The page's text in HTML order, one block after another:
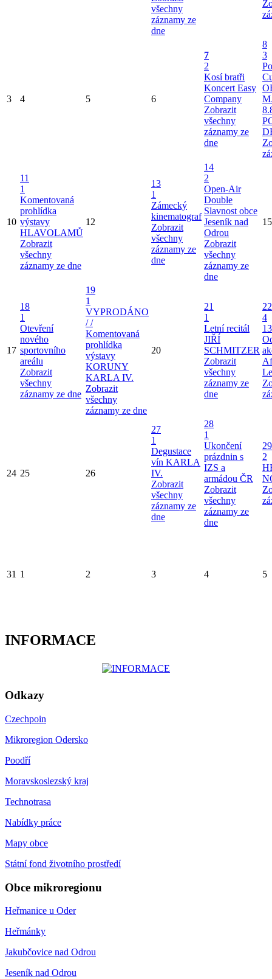
všechny
záznamy ze
dne
3 4 5 6
7
2
Kosí bratři
Koncert Easy
Company
Zobrazit
všechny
záznamy ze
dne
8
3
10
11
1
Komentovaná
prohlídka
výstavy
HLAVOLAMŮ
Zobrazit
všechny
záznamy ze dne
12
13
1
Zámecký
kinematograf
Zobrazit
všechny
záznamy ze
dne
14
2
Open-Air
Double
Slavnost obce
Jeseník nad
Odrou
Zobrazit
všechny
záznamy ze
dne
15
17
18
1
Otevření
nového
sportovního
areálu
Zobrazit
všechny
záznamy ze dne
19
1
VYPRODÁNO
/ /
Komentovaná
prohlídka
výstavy
KORUNY
KARLA IV.
Zobrazit
všechny
záznamy ze dne
20
21
1
Letní recitál
JIŘÍ
SCHMITZER
Zobrazit
všechny
záznamy ze
dne
22
4
24 25 26
27
1
Degustace
vín KARLA
IV.
Zobrazit
všechny
záznamy ze
dne
28
1
Ukončení
prázdnin s
IZS a
armádou ČR
Zobrazit
všechny
záznamy ze
dne
29
2
31 1 2 3 4 5
INFORMACE
Odkazy
Czechpoin
Mikroregion Odersko
Poodří
Moravskoslezský kraj
Technotrasa
Nabídky práce
Mapy obce
Státní fond životního prostředí
Obce mikroregionu
Heřmanice u Oder
Heřmánky
Jakubčovice nad Odrou
Jeseník nad Odrou